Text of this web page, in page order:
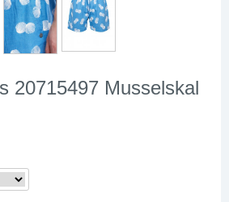
20715497 Musselskal